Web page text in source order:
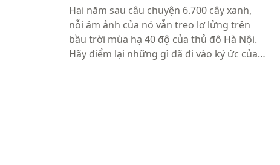
Hai năm sau câu chuyện 6.700 cây xanh,
nỗi ám ảnh của nó vẫn treo lơ lửng trên
bầu trời mùa hạ 40 độ của thủ đô Hà Nội.
Hãy điểm lại những gì đã đi vào ký ức của